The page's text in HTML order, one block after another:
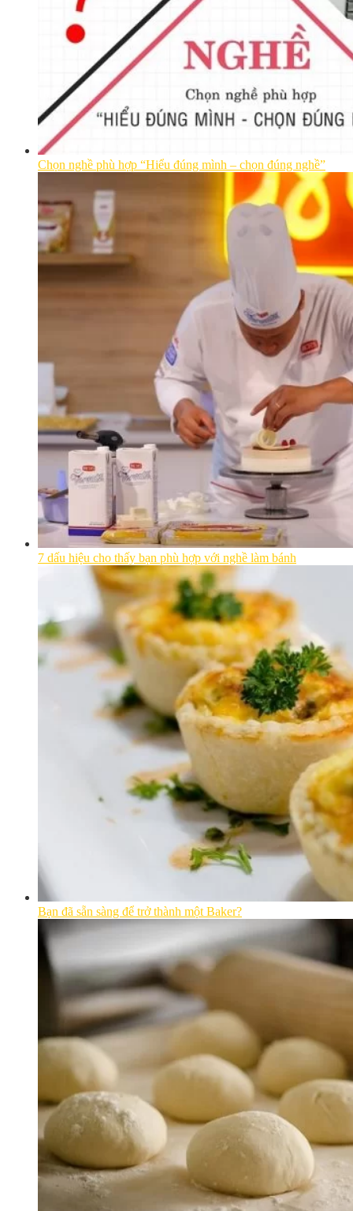
Chọn nghề phù hợp “Hiểu đúng mình – chọn đúng nghề”
7 dấu hiệu cho thấy bạn phù hợp với nghề làm bánh
Bạn đã sẵn sàng để trở thành một Baker?